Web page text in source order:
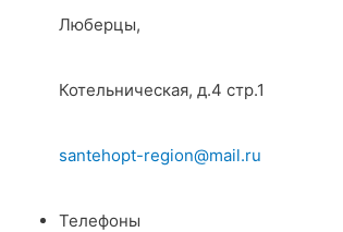
Люберцы,
Котельническая, д.4 стр.1
santehopt-region@mail.ru
Телефоны